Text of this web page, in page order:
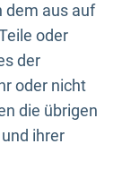
dem aus auf
oder
der
oder nicht
die übrigen
ihrer